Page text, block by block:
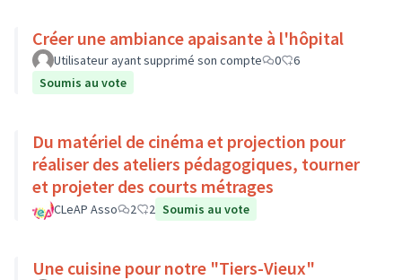
Créer une ambiance apaisante à l'hôpital
Utilisateur ayant supprimé son compte 0
6
Soumis au vote
Du matériel de cinéma et projection pour
réaliser des ateliers pédagogiques, tourner
et projeter des courts métrages
CLeAP Asso 2 2 Soumis au vote
Une cuisine pour notre "Tiers-Vieux"